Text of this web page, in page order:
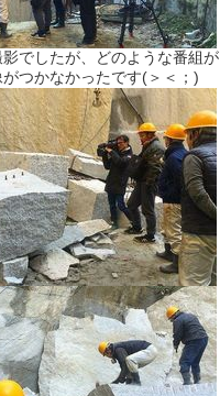
でしたが、どのような番組が
つかなかったです(＞＜；)